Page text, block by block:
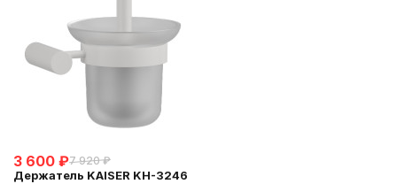
3 600 ₽7 920 ₽
Держатель KAISER KH-3246